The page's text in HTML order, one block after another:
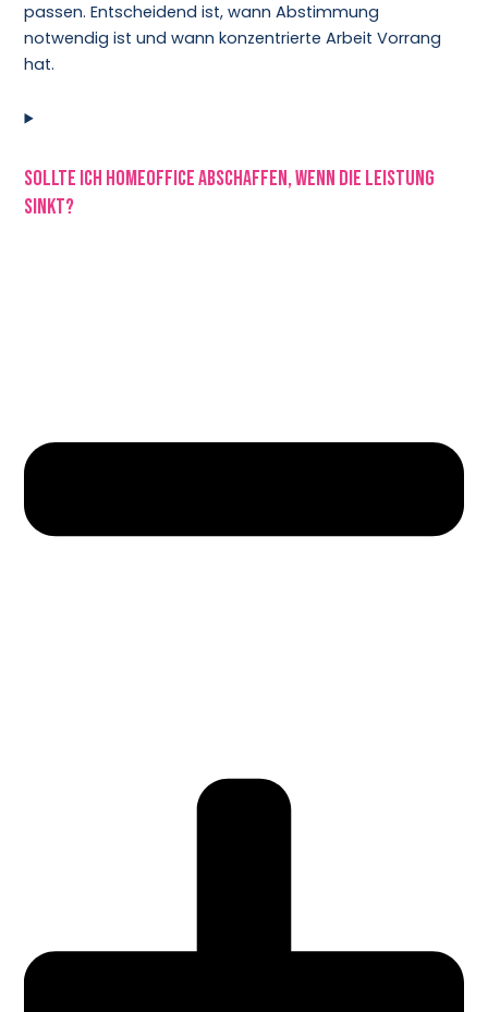
passen. Entscheidend ist, wann Abstimmung
notwendig ist und wann konzentrierte Arbeit Vorrang
hat.
Sollte ich Homeoffice abschaffen, wenn die Leistung
sinkt?